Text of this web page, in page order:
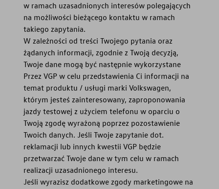
w ramach uzasadnionych interesów polegających
na możliwości bieżącego kontaktu w ramach
takiego zapytania.
W zależności od treści Twojego pytania oraz
żądanych informacji, zgodnie z Twoją decyzją,
Twoje dane mogą być następnie wykorzystane
Przez VGP w celu przedstawienia Ci informacji na
temat produktu / usługi marki Volkswagen,
którym jesteś zainteresowany, zaproponowania
jazdy testowej z użyciem telefonu w oparciu o
Twoją zgodę wyrażoną poprzez pozostawienie
Twoich danych. Jeśli Twoje zapytanie dot.
reklamacji lub innych kwestii VGP będzie
przetwarzać Twoje dane w tym celu w ramach
realizacji uzasadnionego interesu.
Jeśli wyrazisz dodatkowe zgody marketingowe na